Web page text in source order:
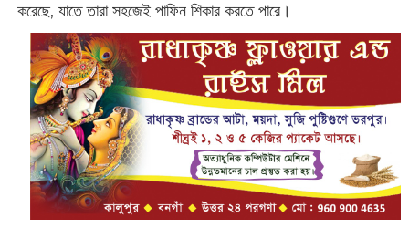
করেছে, যাতে তারা সহজেই পাফিন শিকার করতে পারে।